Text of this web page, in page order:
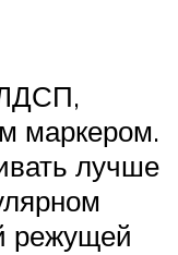
маркером.
лучше
режущей